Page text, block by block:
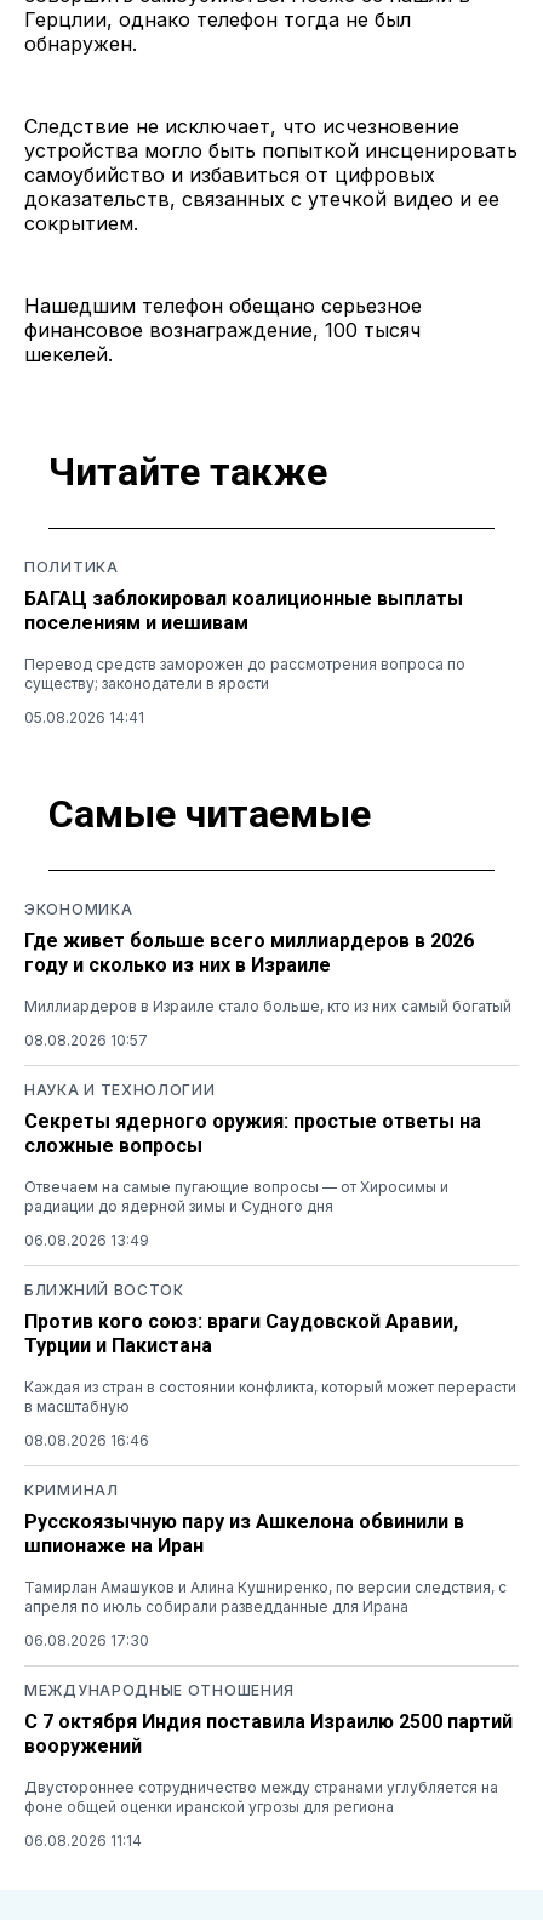
Герцлии, однако телефон тогда не был
обнаружен.
Следствие не исключает, что исчезновение
устройства могло быть попыткой инсценировать
самоубийство и избавиться от цифровых
доказательств, связанных с утечкой видео и ее
сокрытием.
Нашедшим телефон обещано серьезное
финансовое вознаграждение, 100 тысяч
шекелей.
Читайте также
ПОЛИТИКА
БАГАЦ заблокировал коалиционные выплаты
поселениям и иешивам
Перевод средств заморожен до рассмотрения вопроса по
существу; законодатели в ярости
05.08.2026 14:41
Самые читаемые
ЭКОНОМИКА
Где живет больше всего миллиардеров в 2026
году и сколько из них в Израиле
Миллиардеров в Израиле стало больше, кто из них самый богатый
08.08.2026 10:57
НАУКА И ТЕХНОЛОГИИ
Секреты ядерного оружия: простые ответы на
сложные вопросы
Отвечаем на самые пугающие вопросы — от Хиросимы и
радиации до ядерной зимы и Судного дня
06.08.2026 13:49
БЛИЖНИЙ ВОСТОК
Против кого союз: враги Саудовской Аравии,
Турции и Пакистана
Каждая из стран в состоянии конфликта, который может перерасти
в масштабную
08.08.2026 16:46
КРИМИНАЛ
Русскоязычную пару из Ашкелона обвинили в
шпионаже на Иран
Тамирлан Амашуков и Алина Кушниренко, по версии следствия, с
апреля по июль собирали разведданные для Ирана
06.08.2026 17:30
МЕЖДУНАРОДНЫЕ ОТНОШЕНИЯ
С 7 октября Индия поставила Израилю 2500 партий
вооружений
Двустороннее сотрудничество между странами углубляется на
фоне общей оценки иранской угрозы для региона
06.08.2026 11:14